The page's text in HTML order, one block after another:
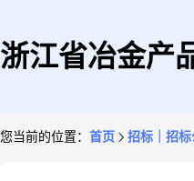
浙江省冶金产
您当前的位置： 首页 招标｜招标